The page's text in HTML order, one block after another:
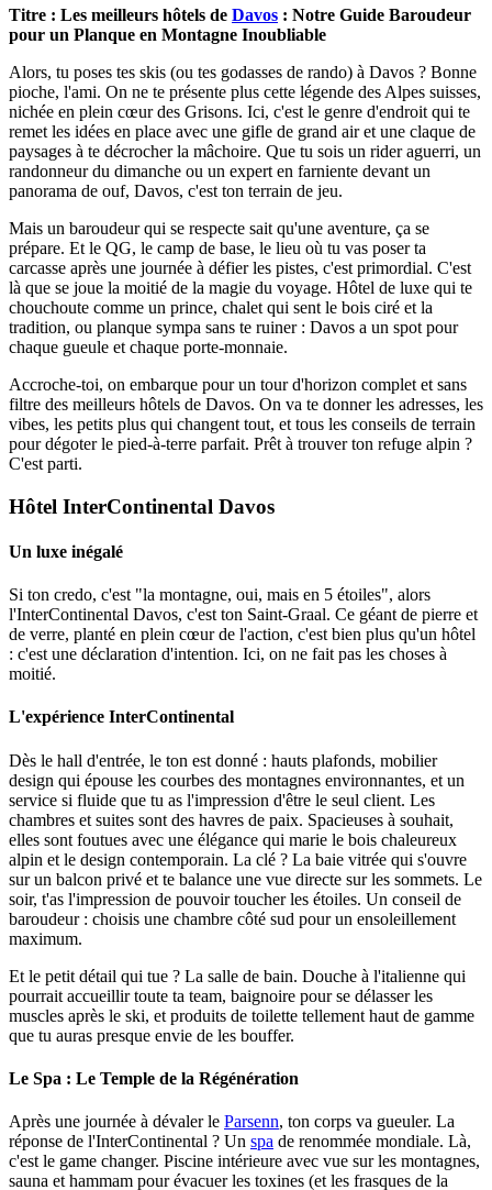
Titre : Les meilleurs hôtels de Davos : Notre Guide Baroudeur
pour un Planque en Montagne Inoubliable
Alors, tu poses tes skis (ou tes godasses de rando) à Davos ? Bonne
pioche, l'ami. On ne te présente plus cette légende des Alpes suisses,
nichée en plein cœur des Grisons. Ici, c'est le genre d'endroit qui te
remet les idées en place avec une gifle de grand air et une claque de
paysages à te décrocher la mâchoire. Que tu sois un rider aguerri, un
randonneur du dimanche ou un expert en farniente devant un
panorama de ouf, Davos, c'est ton terrain de jeu.
Mais un baroudeur qui se respecte sait qu'une aventure, ça se
prépare. Et le QG, le camp de base, le lieu où tu vas poser ta
carcasse après une journée à défier les pistes, c'est primordial. C'est
là que se joue la moitié de la magie du voyage. Hôtel de luxe qui te
chouchoute comme un prince, chalet qui sent le bois ciré et la
tradition, ou planque sympa sans te ruiner : Davos a un spot pour
chaque gueule et chaque porte-monnaie.
Accroche-toi, on embarque pour un tour d'horizon complet et sans
filtre des meilleurs hôtels de Davos. On va te donner les adresses, les
vibes, les petits plus qui changent tout, et tous les conseils de terrain
pour dégoter le pied-à-terre parfait. Prêt à trouver ton refuge alpin ?
C'est parti.
Hôtel InterContinental Davos
Un luxe inégalé
Si ton credo, c'est "la montagne, oui, mais en 5 étoiles", alors
l'InterContinental Davos, c'est ton Saint-Graal. Ce géant de pierre et
de verre, planté en plein cœur de l'action, c'est bien plus qu'un hôtel
: c'est une déclaration d'intention. Ici, on ne fait pas les choses à
moitié.
L'expérience InterContinental
Dès le hall d'entrée, le ton est donné : hauts plafonds, mobilier
design qui épouse les courbes des montagnes environnantes, et un
service si fluide que tu as l'impression d'être le seul client. Les
chambres et suites sont des havres de paix. Spacieuses à souhait,
elles sont foutues avec une élégance qui marie le bois chaleureux
alpin et le design contemporain. La clé ? La baie vitrée qui s'ouvre
sur un balcon privé et te balance une vue directe sur les sommets. Le
soir, t'as l'impression de pouvoir toucher les étoiles. Un conseil de
baroudeur : choisis une chambre côté sud pour un ensoleillement
maximum.
Et le petit détail qui tue ? La salle de bain. Douche à l'italienne qui
pourrait accueillir toute ta team, baignoire pour se délasser les
muscles après le ski, et produits de toilette tellement haut de gamme
que tu auras presque envie de les bouffer.
Le Spa : Le Temple de la Régénération
Après une journée à dévaler le Parsenn, ton corps va gueuler. La
réponse de l'InterContinental ? Un spa de renommée mondiale. Là,
c'est le game changer. Piscine intérieure avec vue sur les montagnes,
sauna et hammam pour évacuer les toxines (et les frasques de la